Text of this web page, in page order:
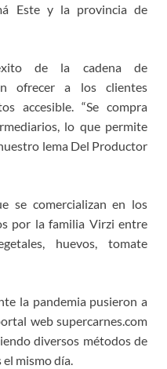
Este y la provincia de
de la cadena de
ofrecer a los clientes
accesible. “Se compra
lo que permite
lema Del Productor
se comercializan en los
por la familia Virzi entre
huevos, tomate
la pandemia pusieron a
web supercarnes.com
diversos métodos de
mismo día.